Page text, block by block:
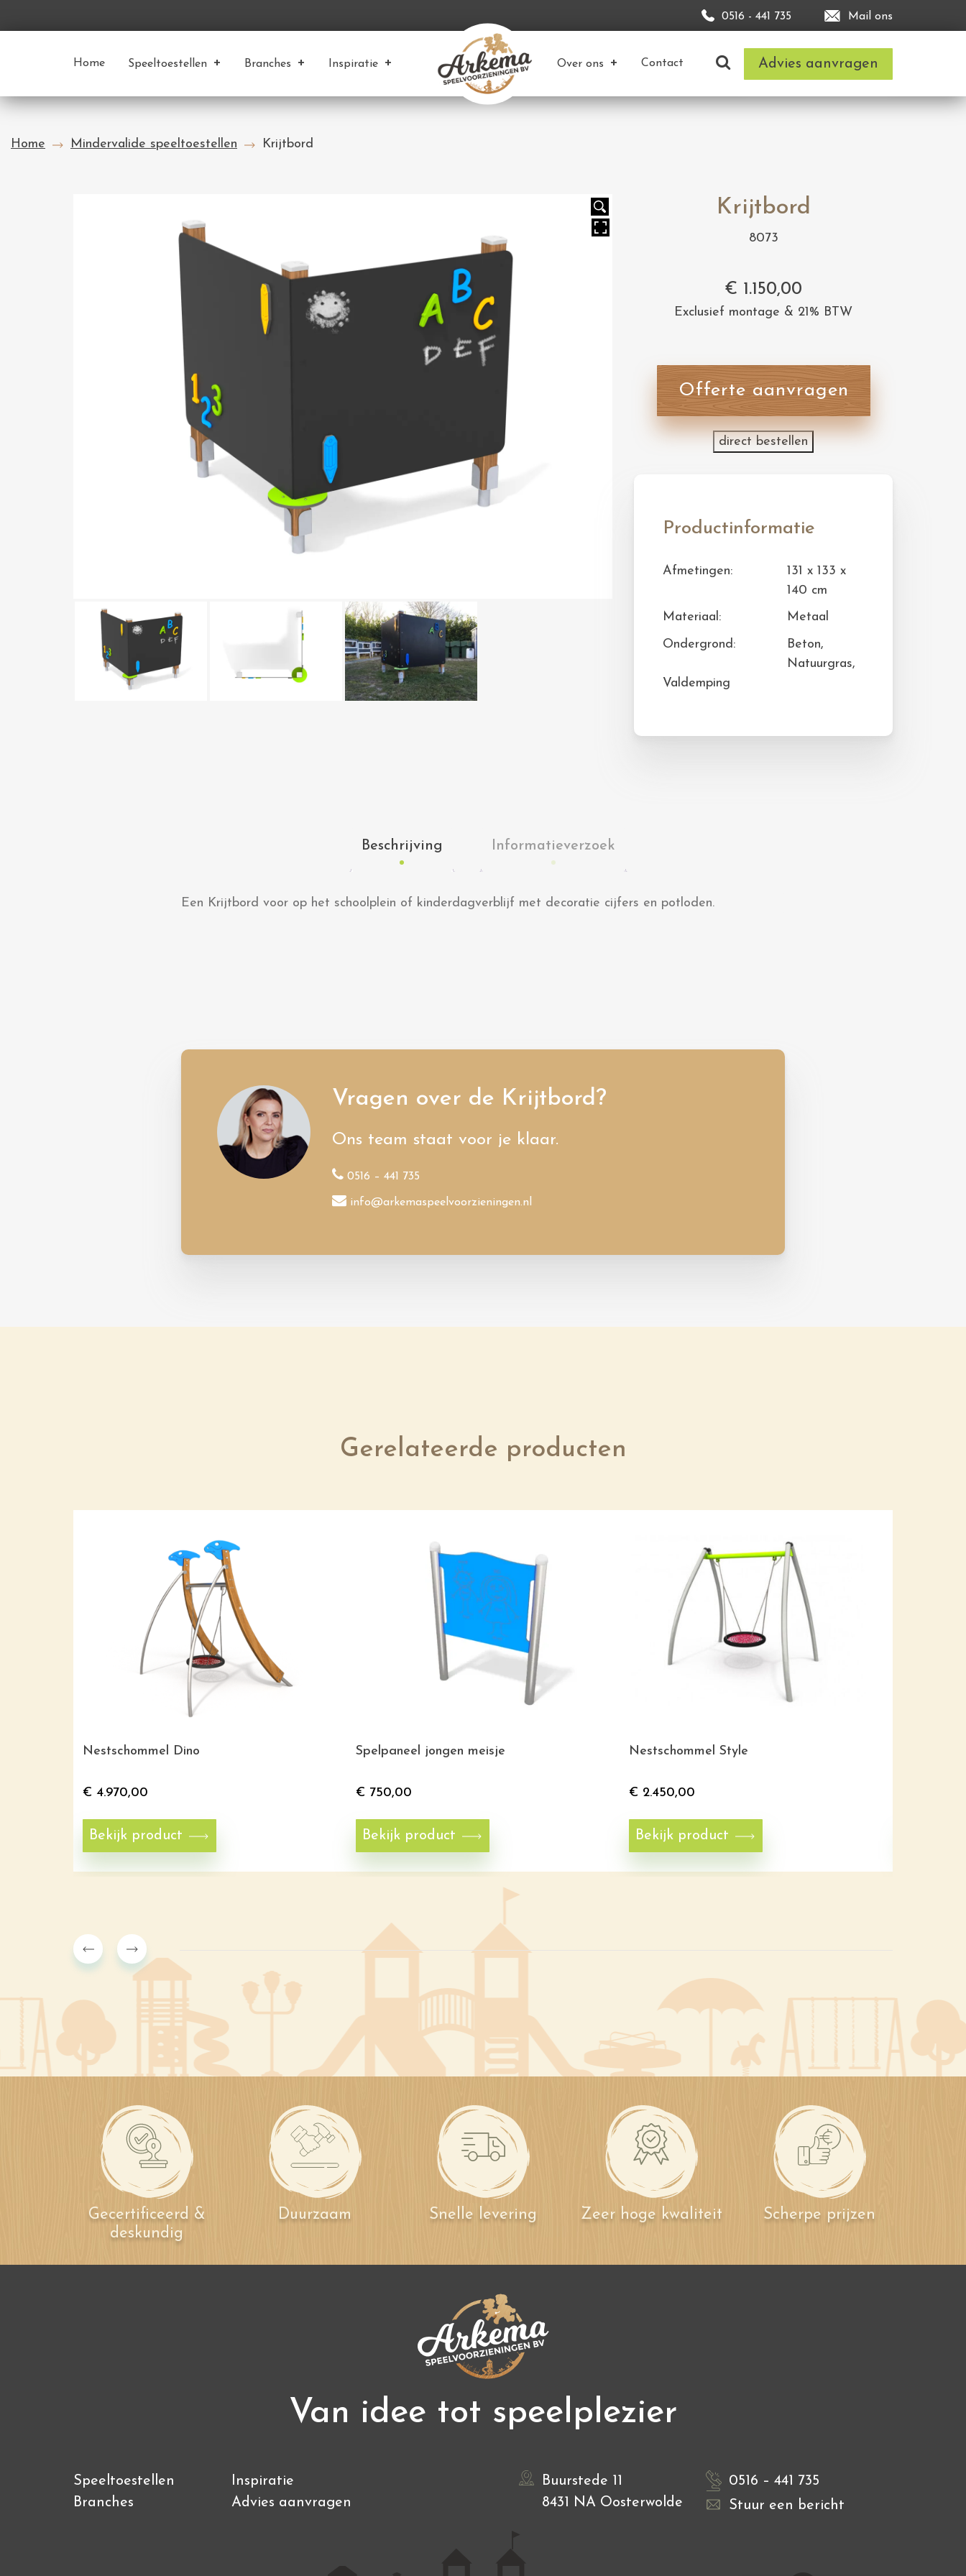
0516 - 441 735 Mail ons
Home Speeltoestellen Branches Inspiratie Over ons Contact Advies aanvragen
Home Mindervalide speeltoestellen Krijtbord
Krijtbord
8073
€ 1.150,00
Exclusief montage & 21% BTW
Offerte aanvragen
direct bestellen
Productinformatie
Afmetingen:
131 x 133 x
140 cm
Materiaal:
Metaal
Ondergrond:
Beton,
Natuurgras,
Valdemping
Beschrijving Informatieverzoek
Een Krijtbord voor op het schoolplein of kinderdagverblijf met decoratie cijfers en potloden.
Vragen over de Krijtbord?
Ons team staat voor je klaar.
0516 – 441 735
info@arkemaspeelvoorzieningen.nl
Gerelateerde producten
Nestschommel Dino
€ 4.970,00
Bekijk product
Spelpaneel jongen meisje
€ 750,00
Bekijk product
Nestschommel Style
€ 2.450,00
Bekijk product
Gecertificeerd &
deskundig
Duurzaam Snelle levering Zeer hoge kwaliteit Scherpe prijzen
Van idee tot speelplezier
Speeltoestellen
Inspiratie
Branches
Advies aanvragen
0516 – 441 735
Stuur een bericht
Buurstede 11
8431 NA Oosterwolde